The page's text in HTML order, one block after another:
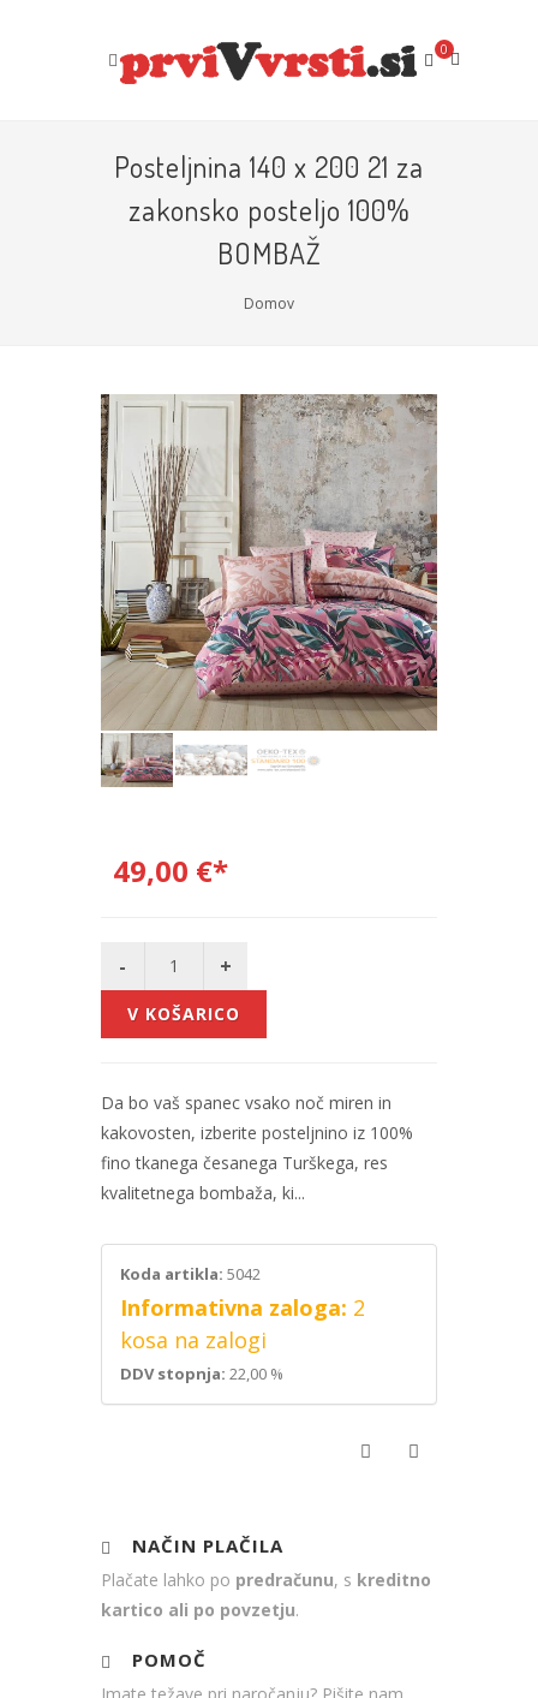
0
Posteljnina 140 x 200 21 za
zakonsko posteljo 100%
BOMBAŽ
Domov
49,00 €*
V KOŠARICO
Da bo vaš spanec vsako noč miren in
kakovosten, izberite posteljnino iz 100%
fino tkanega česanega Turškega, res
kvalitetnega bombaža, ki...
Koda artikla: 5042
Informativna zaloga: 2
kosa na zalogi
DDV stopnja: 22,00 %
NAČIN PLAČILA
Plačate lahko po predračunu, s kreditno
kartico ali po povzetju.
POMOČ